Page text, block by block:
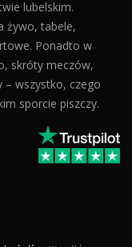
lubelskim.
żywo, tabele,
Ponadto w
skróty meczów,
– wszystko, czego
sporcie piszczy.